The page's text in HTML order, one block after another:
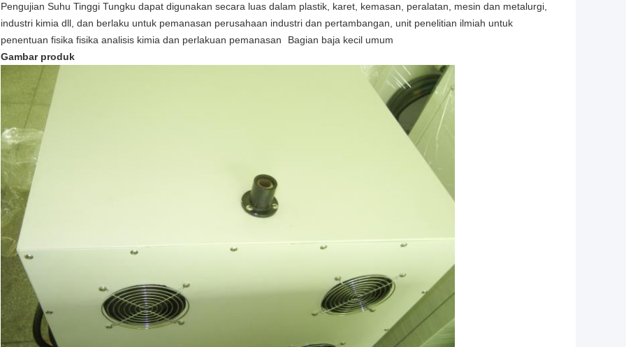
Pengujian Suhu Tinggi Tungku dapat digunakan secara luas dalam plastik, karet, kemasan, peralatan, mesin dan metalurgi,
industri kimia dll, dan berlaku untuk pemanasan perusahaan industri dan pertambangan, unit penelitian ilmiah untuk
penentuan fisika fisika analisis kimia dan perlakuan pemanasan
Bagian baja kecil umum
Gambar produk